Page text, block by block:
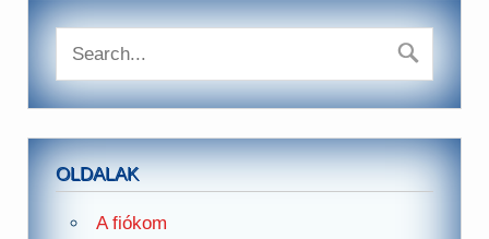
OLDALAK
A fiókom